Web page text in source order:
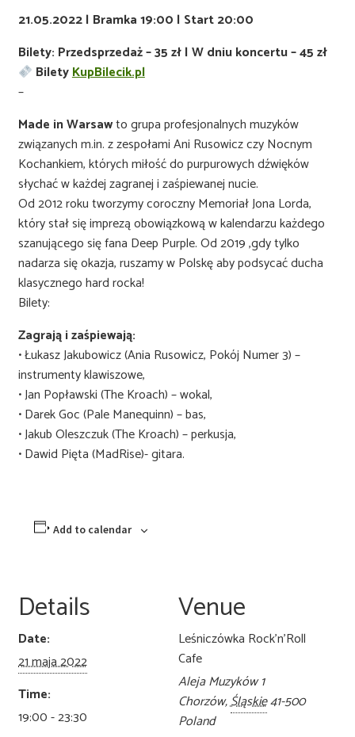
21.05.2022 | Bramka 19:00 | Start 20:00
Bilety: Przedsprzedaż – 35 zł | W dniu koncertu – 45 zł
BiletyKupBilecik.pl
–
Made in Warsawto grupa profesjonalnych muzyków
związanych m.in. z zespołami Ani Rusowicz czy Nocnym
Kochankiem, których miłość do purpurowych dźwięków
słychać w każdej zagranej i zaśpiewanej nucie.
Od 2012 roku tworzymy coroczny Memoriał Jona Lorda,
który stał się imprezą obowiązkową w kalendarzu każdego
szanującego się fana Deep Purple. Od 2019 ,gdy tylko
nadarza się okazja, ruszamy w Polskę aby podsycać ducha
klasycznego hard rocka!
Bilety:
Zagrają i zaśpiewają:
• Łukasz Jakubowicz (Ania Rusowicz, Pokój Numer 3) –
instrumenty klawiszowe,
• Jan Popławski (The Kroach) – wokal,
• Darek Goc (Pale Manequinn) – bas,
• Jakub Oleszczuk (The Kroach) – perkusja,
• Dawid Pięta (MadRise)- gitara.
Add to calendar
Details
Date:
21 maja 2022
Time:
19:00 - 23:30
Venue
Leśniczówka Rock’n’Roll
Cafe
Aleja Muzyków 1
Chorzów,Śląskie41-500
Poland